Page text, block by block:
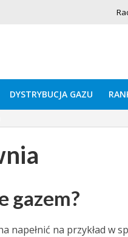
DYSTRYBUCJA GAZU
gazem?
na przykład w